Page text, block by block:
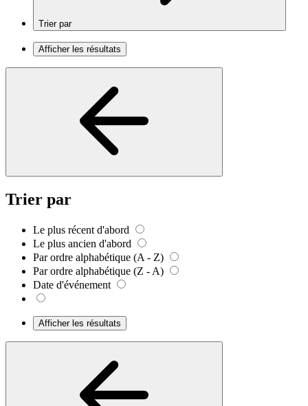
Trier par
Afficher les résultats
Trier par
Le plus récent d'abord
Le plus ancien d'abord
Par ordre alphabétique (A - Z)
Par ordre alphabétique (Z - A)
Date d'événement
Afficher les résultats